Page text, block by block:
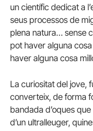
un científic dedicat a
seus processos de
plena natura… sense
pot haver alguna
haver alguna cosa
La curiositat del jove,
converteix, de forma
bandada d’oques que
d’un ultralleuger,